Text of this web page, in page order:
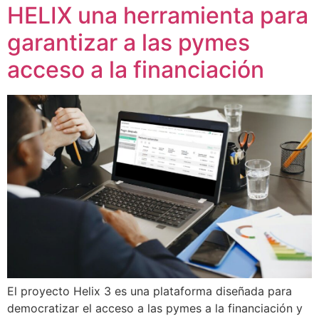
HELIX una herramienta para
garantizar a las pymes
acceso a la financiación
El proyecto Helix 3 es una plataforma diseñada para
democratizar el acceso a las pymes a la financiación y